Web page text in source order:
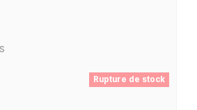
Rupture de stock